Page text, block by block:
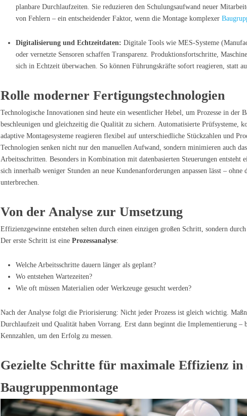
planbare Durchlaufzeiten. Sie reduzieren den Schulungsaufwand neuer
von Fehlern – ein entscheidender Faktor, wenn die Montage komplexer
Digitalisierung und Echtzeitdaten: Digitale Tools wie MES-Systeme
oder vernetzte Sensoren schaffen Transparenz. Produktionsfortschritte,
sich in Echtzeit überwachen. So können Führungskräfte sofort reagieren, statt
Rolle moderner Fertigungstechnologien
Technologische Innovationen sind heute ein wesentlicher Hebel, um Prozesse in der
beschleunigen und gleichzeitig die Qualität zu sichern. Automatisierte Prüfsysteme,
adaptive Montagesysteme reagieren flexibel auf unterschiedliche Stückzahlen und
Technologien senken nicht nur den manuellen Aufwand, sondern minimieren auch
Arbeitsschritten. Besonders in Kombination mit datenbasierten Steuerungen entsteht
sich innerhalb weniger Stunden an neue Kundenanforderungen anpassen lässt –
unterbrechen.
Von der Analyse zur Umsetzung
Effizienzgewinne entstehen selten durch einen einzigen großen Schritt, sondern durch
Der erste Schritt ist eine Prozessanalyse:
Welche Arbeitsschritte dauern länger als geplant?
Wo entstehen Wartezeiten?
Wie oft müssen Materialien oder Werkzeuge gesucht werden?
Nach der Analyse folgt die Priorisierung: Nicht jeder Prozess ist gleich wichtig.
Durchlaufzeit und Qualität haben Vorrang. Erst dann beginnt die Implementierung –
Kennzahlen, um den Erfolg zu messen.
Gezielte Schritte für maximale Effizienz in
Baugruppenmontage